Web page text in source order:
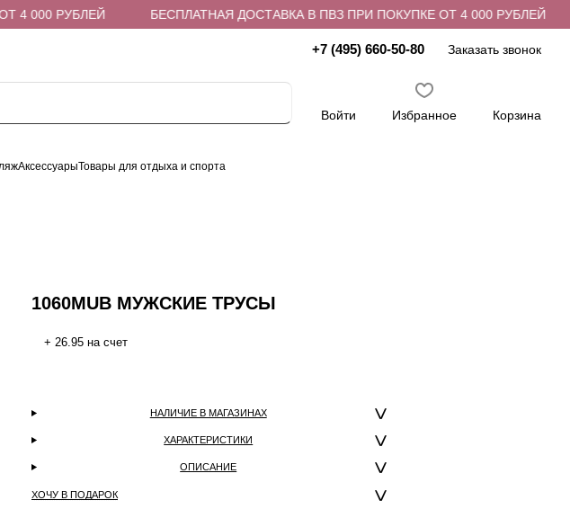
000 РУБЛЕЙ БЕСПЛАТНАЯ ДОСТАВКА В ПВЗ ПРИ ПОКУПКЕ ОТ 4 000 РУБЛЕЙ
+7 (495) 660-50-80 Заказать звонок
Войти Избранное Корзина
АксессуарыТовары для отдыха и спорта
1060MUB МУЖСКИЕ ТРУСЫ
+ 26.95 на счет
НАЛИЧИЕ В МАГАЗИНАХ
ХАРАКТЕРИСТИКИ
ОПИСАНИЕ
ХОЧУ В ПОДАРОК